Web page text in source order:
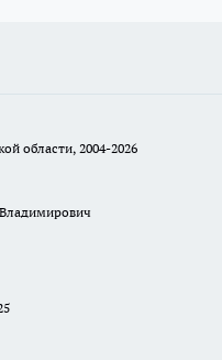
области, 2004-2026